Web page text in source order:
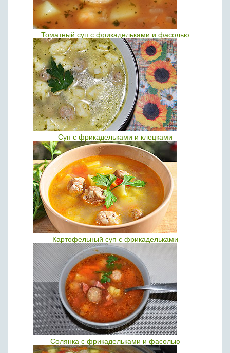
Томатный суп с фрикадельками и фасолью
Суп с фрикадельками и клецками
Картофельный суп с фрикадельками
Солянка с фрикадельками и фасолью